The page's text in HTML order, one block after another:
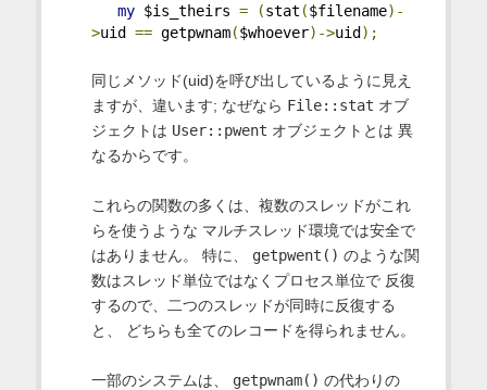
my $is_theirs = (stat ($filename)-
>uid == getpwnam($whoever)->uid );
同じメソッド(uid)を呼び出しているように見え
ますが、違います; なぜなら File::stat オブ
ジェクトは User::pwent オブジェクトとは 異
なるからです。
これらの関数の多くは、複数のスレッドがこれ
らを使うような マルチスレッド環境では安全で
はありません。 特に、 getpwent() のような関
数はスレッド単位ではなくプロセス単位で 反復
するので、二つのスレッドが同時に反復する
と、 どちらも全てのレコードを得られません。
一部のシステムは、 getpwnam() の代わりの